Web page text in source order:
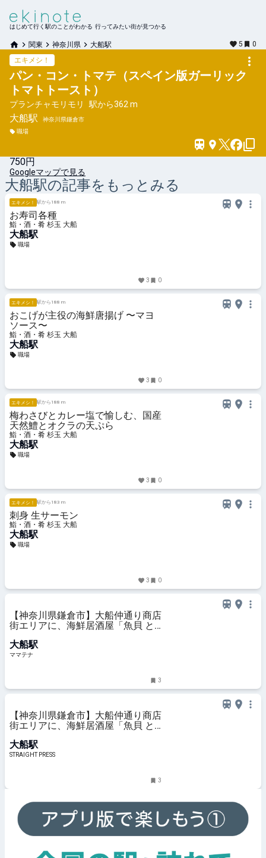
はじめて行く駅のことがわかる 行ってみたい街が見つかる
関東 神奈川県 大船駅 5
0
エキメシ！
パン・コン・トマテ（スペイン版ガーリック
トマトトースト）
プランチャモリモリ 駅から362 m
大船駅
神奈川県鎌倉市
職場
750円
Googleマップで見る
大船駅の記事をもっとみる
エキメシ！ 駅から188 m
お寿司各種
鮨・酒・肴 杉玉 大船
大船駅
職場
3 0
エキメシ！ 駅から188 m
おこげが主役の海鮮唐揚げ 〜マヨ
ソース〜
鮨・酒・肴 杉玉 大船
大船駅
職場
3 0
エキメシ！ 駅から188 m
梅わさびとカレー塩で愉しむ、国産
天然鱧とオクラの天ぷら
鮨・酒・肴 杉玉 大船
大船駅
職場
3 0
エキメシ！ 駅から183 m
刺身 生サーモン
鮨・酒・肴 杉玉 大船
大船駅
職場
3 0
【神奈川県鎌倉市】大船仲通り商店
街エリアに、海鮮居酒屋「魚貝 と
ナ
大船駅
ママテナ
3
【神奈川県鎌倉市】大船仲通り商店
街エリアに、海鮮居酒屋「魚貝 と
大船駅
STRAIGHT PRESS
3